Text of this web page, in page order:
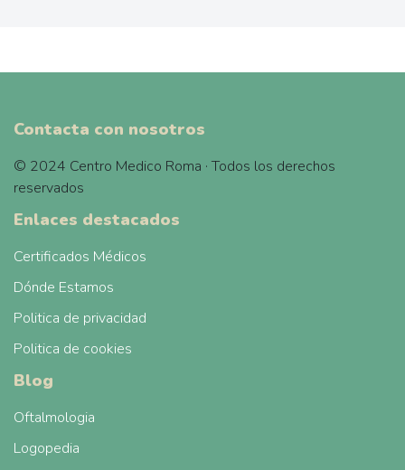
Contacta con nosotros
© 2024 Centro Medico Roma · Todos los derechos
reservados
Enlaces destacados
Certificados Médicos
Dónde Estamos
Politica de privacidad
Politica de cookies
Blog
Oftalmologia
Logopedia